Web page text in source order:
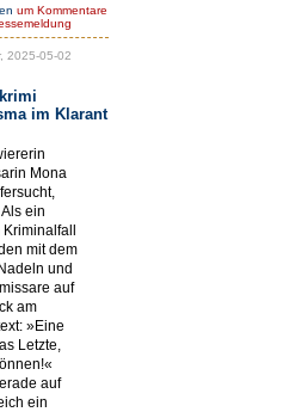
um Kommentare
2025-05-02
im Klarant
Mona
ein
Kriminalfall
mit dem
und
auf
am
»Eine
Letzte,
auf
ein